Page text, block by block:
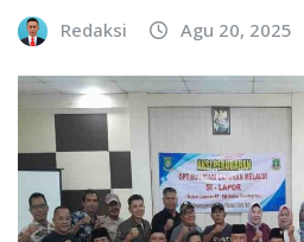
Redaksi Agu 20, 2025